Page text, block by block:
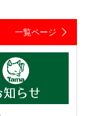
一覧ページ